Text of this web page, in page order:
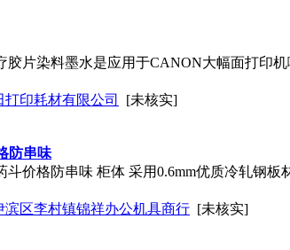
片染料墨水是应用于CANON大幅面打印
打印耗材有限公司
[未核实]
防串味
价格防串味 柜体 采用0.6mm优质冷轧钢板
滨区李村镇锦祥办公机具商行 [未核实]